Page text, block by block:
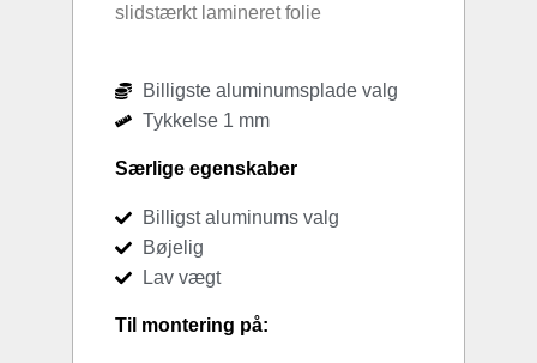
slidstærkt lamineret folie
Billigste aluminumsplade valg
Tykkelse 1 mm
Særlige egenskaber
Billigst aluminums valg
Bøjelig
Lav vægt
Til montering på: